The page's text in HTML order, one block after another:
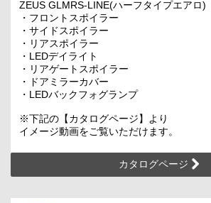
ZEUS GLMRS-LINE(ハーフタイプエアロ)
・フロントスポイラー
・サイドスポイラー
・リアスポイラー
・LEDデイライト
・リアゲートスポイラー
・ドアミラーカバー
・LEDバックフォグランプ
※下記の【カタログページ】より
イメージ動画をご覧いただけます。
カタログページ